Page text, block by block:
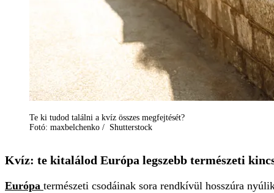
Te ki tudod találni a kvíz összes megfejtését?
Fotó: maxbelchenko / Shutterstock
Kvíz: te kitalálod Európa legszebb természeti
Európa természeti csodáinak sora rendkívül hosszúra